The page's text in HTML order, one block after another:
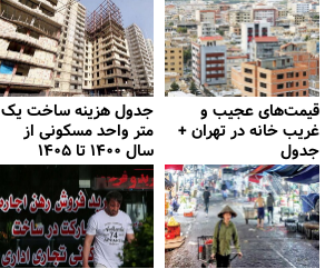
قیمت‌های عجیب و
غریب خانه در تهران +
جدول
جدول هزینه ساخت یک
متر واحد مسکونی از
سال ۱۴۰۰ تا ۱۴۰۵